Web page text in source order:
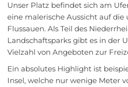
Unser Platz befindet sich am
eine malerische Aussicht auf die
Flussauen. Als Teil des
Landschaftsparks gibt es in der
Vielzahl von Angeboten zur
Ein absolutes Highlight ist
Insel, welche nur wenige Meter